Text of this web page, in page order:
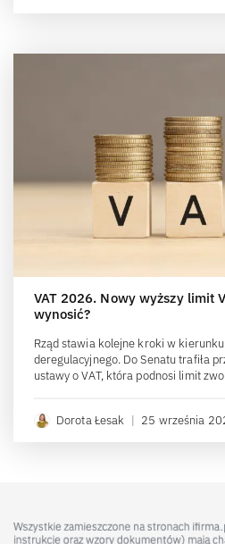
VAT 2026. Nowy wyższy limit
wynosić?
Rząd stawia kolejne kroki w
deregulacyjnego. Do Senatu trafiła
ustawy o VAT, która podnosi limit
Dorota Łesak 25 września